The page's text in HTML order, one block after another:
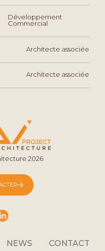
Développement
Commercial
Architecte associée
Architecte associée
2026
NEWS CONTACT